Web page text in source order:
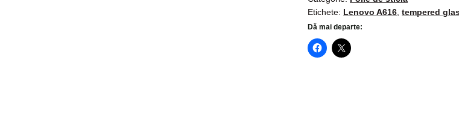
Glass,
protectie
securizata
ecran
Etichete: Lenovo A616 ,tempered
Dă mai departe: